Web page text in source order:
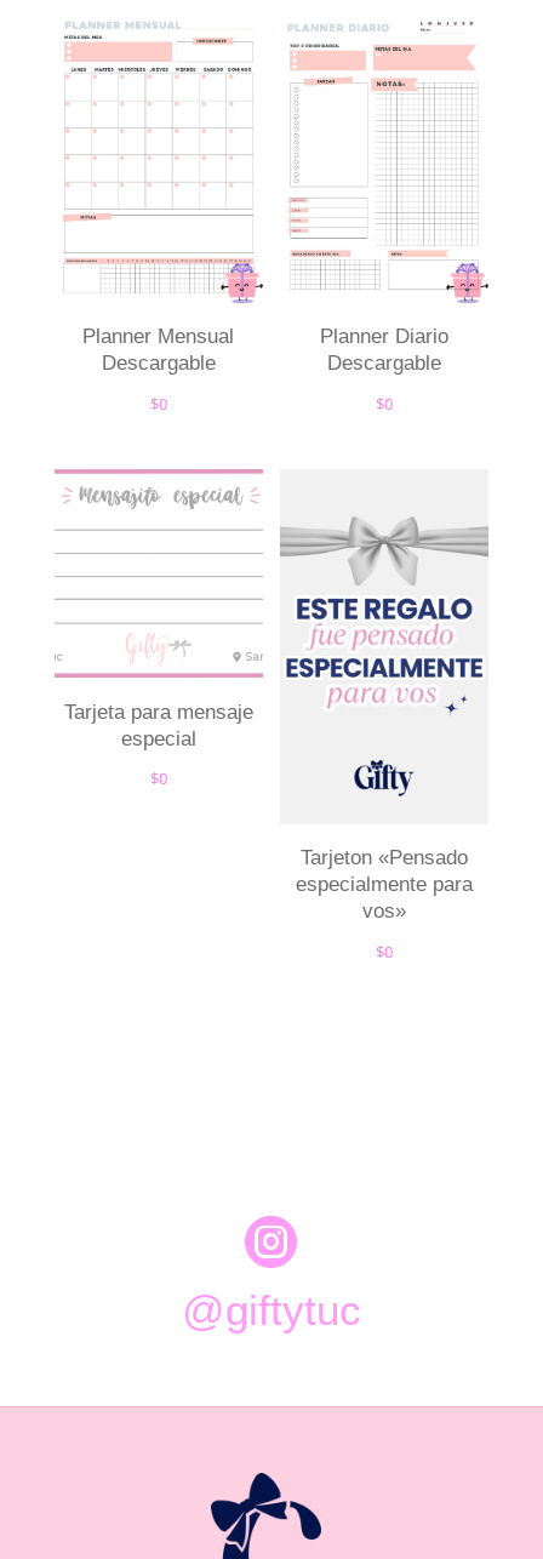
Planner Mensual
Descargable
$0
Planner Diario
Descargable
$0
Tarjeta para mensaje
especial
$0
Tarjeton «Pensado
especialmente para
vos»
$0

@giftytuc